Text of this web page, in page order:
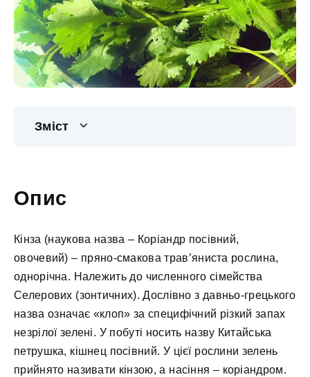
Зміст
Опис
Кінза (наукова назва – Коріандр посівний,
овочевий) – пряно-смакова трав’яниста рослина,
однорічна. Належить до численного сімейства
Селерових (зонтичних). Дослівно з давньо-грецького
назва означає «клоп» за специфічний різкий запах
незрілої зелені. У побуті носить назву Китайська
петрушка, кішнец посівний. У цієї рослини зелень
прийнято називати кінзою, а насіння – коріандром.